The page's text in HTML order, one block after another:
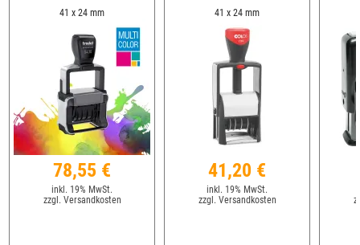
41 x 24 mm
78,55 €
inkl. 19% MwSt.
zzgl. Versandkosten
41 x 24 mm
41,20 €
inkl. 19% MwSt.
zzgl. Versandkosten